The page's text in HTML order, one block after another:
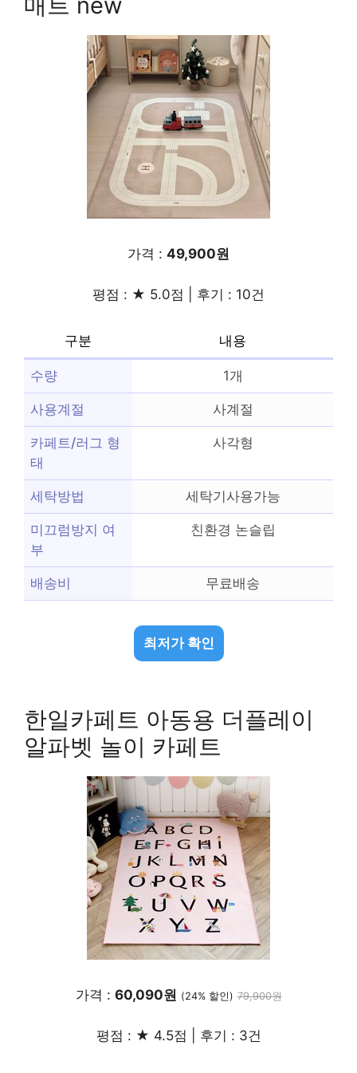
가격 : 49,900원
평점 : ★ 5.0점 | 후기 : 10건
구분 내용
수량 1개
사용계절 사계절
카페트/러그 형
태
사각형
세탁방법 세탁기사용가능
미끄럼방지 여
부
친환경 논슬립
배송비 무료배송
최저가 확인
한일카페트 아동용 더플레이
알파벳 놀이 카페트
가격 : 60,090원 (24% 할인) 79,900원
평점 : ★ 4.5점 | 후기 : 3건